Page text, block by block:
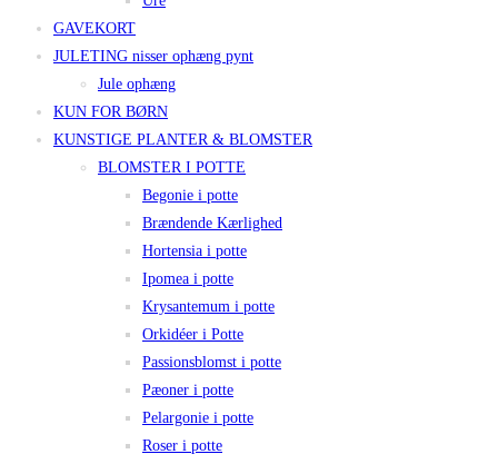
GAVEKORT
JULETING nisser ophæng pynt
Jule ophæng
KUN FOR BØRN
KUNSTIGE PLANTER & BLOMSTER
BLOMSTER I POTTE
Begonie i potte
Brændende Kærlighed
Hortensia i potte
Ipomea i potte
Krysantemum i potte
Orkidéer i Potte
Passionsblomst i potte
Pæoner i potte
Pelargonie i potte
Roser i potte